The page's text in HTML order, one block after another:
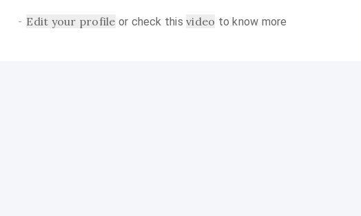
Edit your profile or check thisvideo to know more